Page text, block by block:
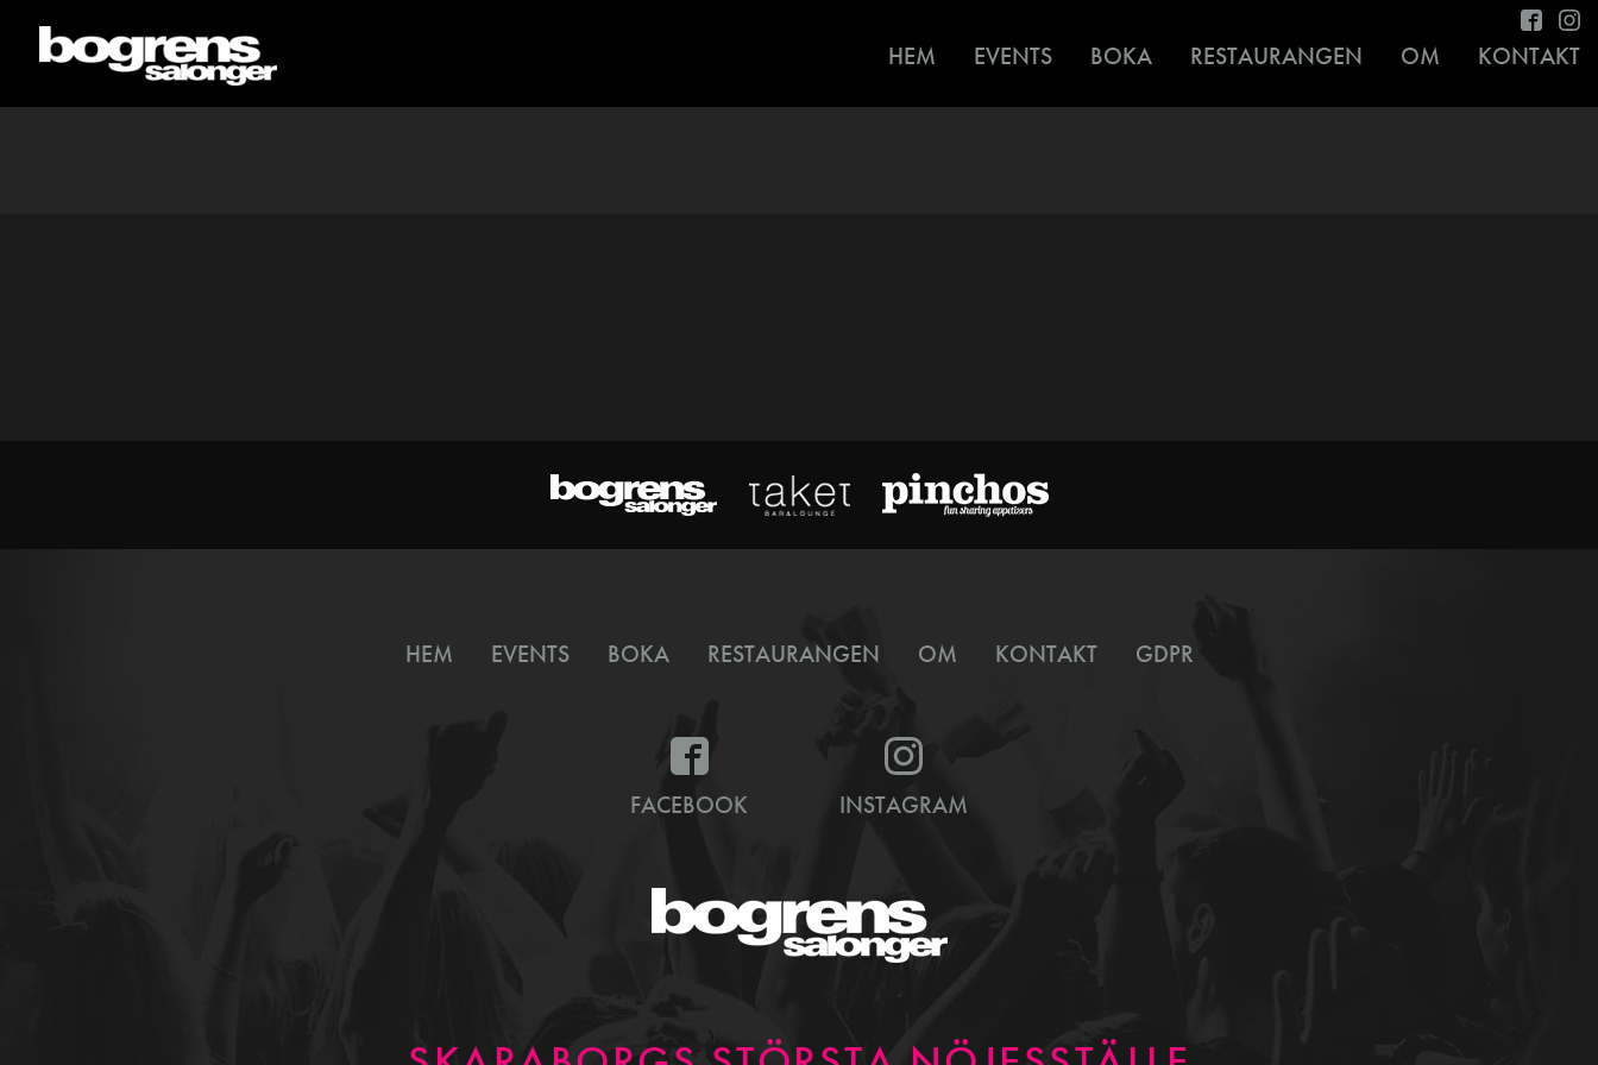
HEM EVENTS BOKA RESTAURANGEN OM KONTAKT
HEM EVENTS BOKA RESTAURANGEN OM KONTAKT GDPR
FACEBOOK INSTAGRAM